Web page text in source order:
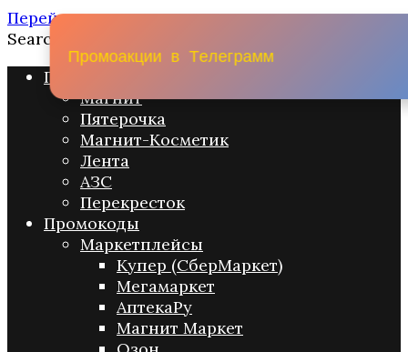
Перейти к содержанию
Search for:
Промо акции
Магнит
Пятерочка
Магнит-Косметик
Лента
АЗС
Перекресток
Промокоды
Маркетплейсы
Купер (СберМаркет)
Мегамаркет
АптекаРу
Магнит Маркет
Промоакции в Телеграмм